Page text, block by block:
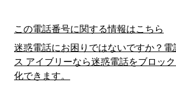
この電話番号に関する情報はこちら
迷惑電話にお困りではないですか？
ス アイブリーなら迷惑電話をブロッ
化できます。